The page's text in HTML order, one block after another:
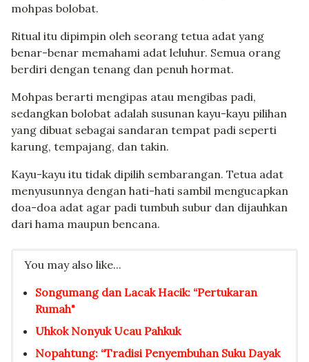
mohpas bolobat.
Ritual itu dipimpin oleh seorang tetua adat yang
benar-benar memahami adat leluhur. Semua orang
berdiri dengan tenang dan penuh hormat.
Mohpas berarti mengipas atau mengibas padi,
sedangkan bolobat adalah susunan kayu-kayu pilihan
yang dibuat sebagai sandaran tempat padi seperti
karung, tempajang, dan takin.
Kayu-kayu itu tidak dipilih sembarangan. Tetua adat
menyusunnya dengan hati-hati sambil mengucapkan
doa-doa adat agar padi tumbuh subur dan dijauhkan
dari hama maupun bencana.
You may also like...
Songumang dan Lacak Hacik: “Pertukaran
Rumah"
Uhkok Nonyuk Ucau Pahkuk
Nopahtung: “Tradisi Penyembuhan Suku Dayak